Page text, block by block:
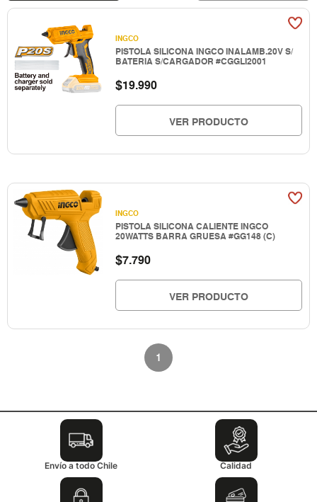
INGCO
PISTOLA SILICONA INGCO INALAMB.20V S/
BATERIA S/CARGADOR #CGGLI2001
$19.990
VER PRODUCTO
INGCO
PISTOLA SILICONA CALIENTE INGCO
20WATTS BARRA GRUESA #GG148 (C)
$7.790
VER PRODUCTO
1
Envío a todo Chile Calidad